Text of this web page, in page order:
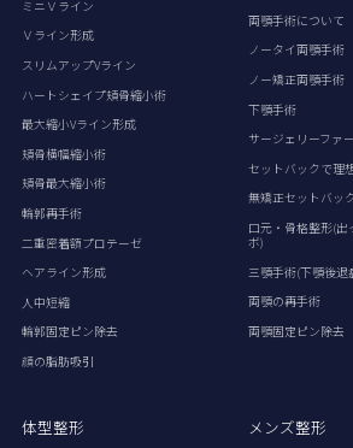
ミニＶライン
Ｖライン形成
スリムアップVライン
ハートシェイプ頬骨縮小術
最大縮小Vライン形成
頬骨横幅縮小術
頬骨最大縮小術
輪郭再手術
二重密着額プロテーゼ
ヘアライン形成
人中短縮
輪郭固定ピン除去
顔の脂肪吸引
両顎手術について
ノータイ両顎手術
ノー矯正両顎手術
下顎手術
サージェリーファ
セットバックで理
無矯正セットバッ
口元・骨格整形(
ボ)
三顎手術(下顎後退
両顎の再手術
両顎固定ピン除去
体型整形 メンズ整形